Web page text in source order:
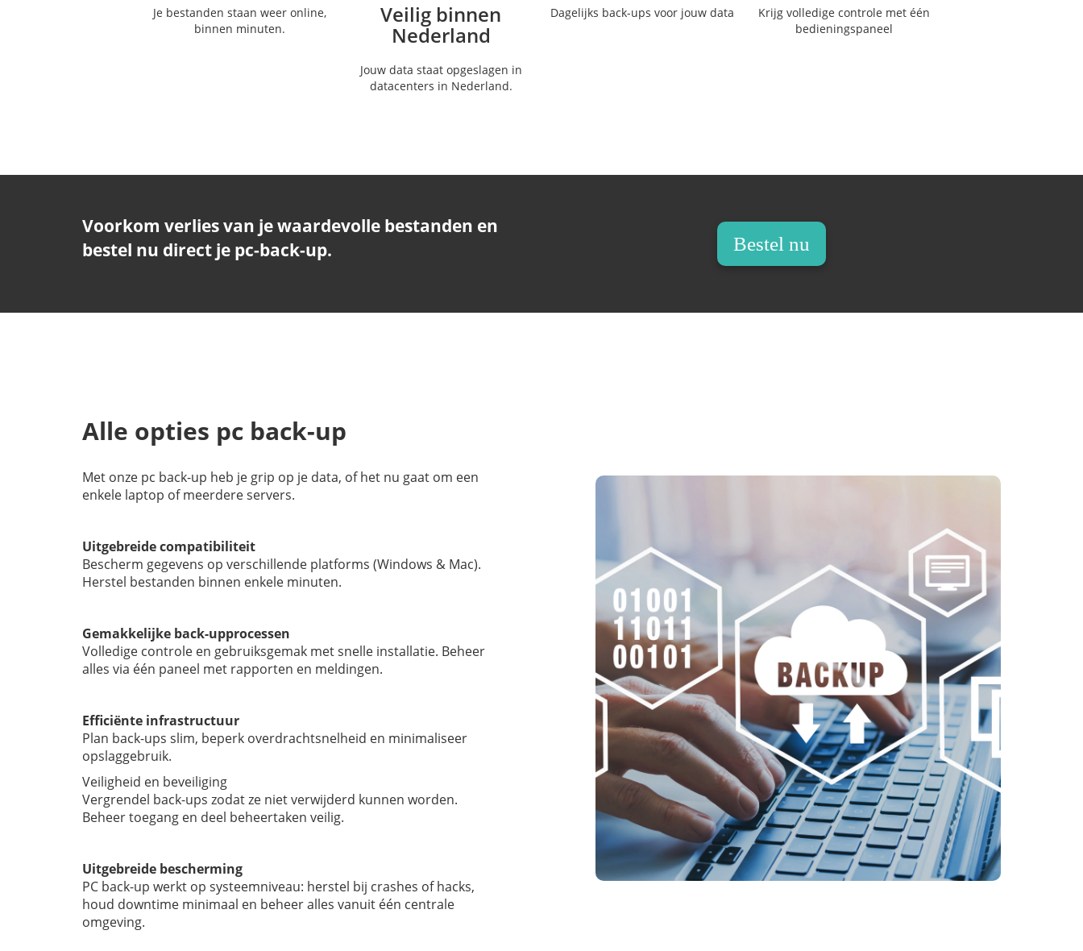
Je bestanden staan weer online,
binnen minuten.
Veilig binnen
Nederland
Jouw data staat opgeslagen in
datacenters in Nederland.
Dagelijks back-ups voor jouw data
Krijg volledige controle met één
bedieningspaneel
Voorkom verlies van je waardevolle bestanden en
bestel nu direct je pc-back-up.
Bestel nu
Alle opties pc back-up
Met onze pc back-up heb je grip op je data, of het nu gaat om een
enkele laptop of meerdere servers.
Uitgebreide compatibiliteit
Bescherm gegevens op verschillende platforms (Windows & Mac).
Herstel bestanden binnen enkele minuten.
Gemakkelijke back-upprocessen
Volledige controle en gebruiksgemak met snelle installatie. Beheer
alles via één paneel met rapporten en meldingen.
Efficiënte infrastructuur
Plan back-ups slim, beperk overdrachtsnelheid en minimaliseer
opslaggebruik.
Veiligheid en beveiliging
Vergrendel back-ups zodat ze niet verwijderd kunnen worden.
Beheer toegang en deel beheertaken veilig.
Uitgebreide bescherming
PC back-up werkt op systeemniveau: herstel bij crashes of hacks,
houd downtime minimaal en beheer alles vanuit één centrale
omgeving.